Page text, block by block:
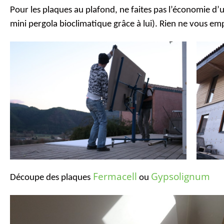
Pour les plaques au plafond, ne faites pas l’économie
mini pergola bioclimatique grâce à lui). Rien ne vous
Découpe des plaques Fermacell ou Gypsolignum